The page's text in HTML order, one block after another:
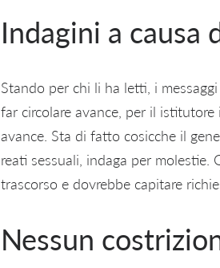
Indagini a causa
Stando per chi li ha letti, i
far circolare avance, per il
avance. Sta di fatto cosicche il
reati sessuali, indaga per
trascorso e dovrebbe capitare
Nessun